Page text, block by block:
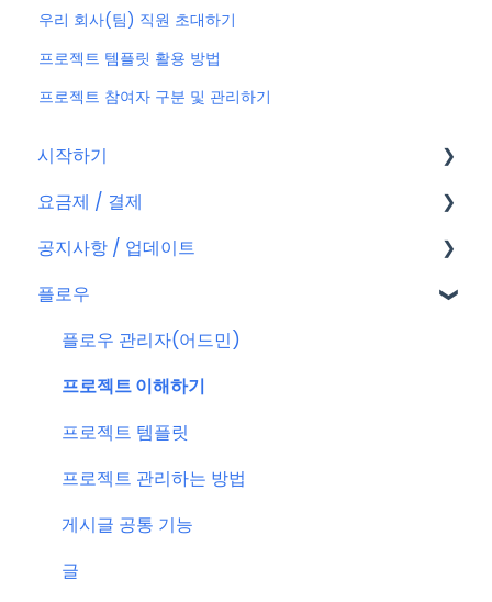
우리 회사(팀) 직원 초대하기
프로젝트 템플릿 활용 방법
프로젝트 참여자 구분 및 관리하기
시작하기
회원가입
플로우 계정
요금제 / 결제
요금제
결제
결제 관련 자주 묻는 질문
공지사항 / 업데이트
공지사항
특별 프로모션
신규 업데이트 (PC&서버)
서버 작업
KT cloud BizWorks 서버 작업
공지 관련 자주 묻는 질문
플로우
플로우 관리자(어드민)
프로젝트 이해하기
프로젝트 템플릿
프로젝트 관리하는 방법
게시글 공통 기능
글